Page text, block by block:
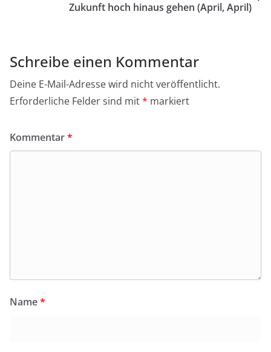
Zukunft hoch hinaus gehen (April, April)
Schreibe einen Kommentar
Deine E-Mail-Adresse wird nicht veröffentlicht.
Erforderliche Felder sind mit* markiert
Kommentar*
Name*